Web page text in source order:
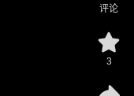
评论
3